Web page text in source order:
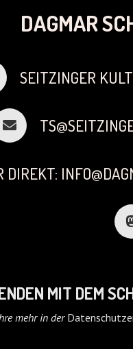
DAGMAR
SEITZINGER
DIREKT:
MIT DEM
mehr in der